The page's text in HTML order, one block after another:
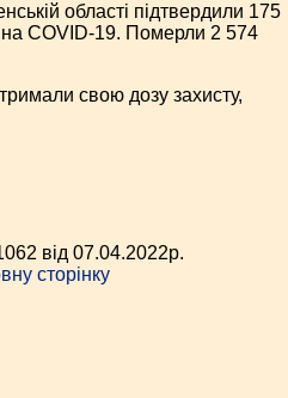
області підтвердили 175
COVID-19. Померли 2 574
свою дозу захисту,
від 07.04.2022p.
сторінку